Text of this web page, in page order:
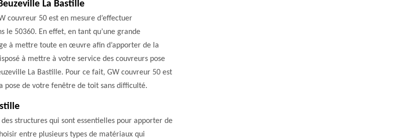
La Bastille
couvreur 50 est en mesure d’effectuer
le 50360. En effet, en tant qu’une grande
à mettre toute en œuvre afin d’apporter de la
à mettre à votre service des couvreurs pose
La Bastille. Pour ce fait, GW couvreur 50 est
pose de votre fenêtre de toit sans difficulté.
structures qui sont essentielles pour apporter de
entre plusieurs types de matériaux qui